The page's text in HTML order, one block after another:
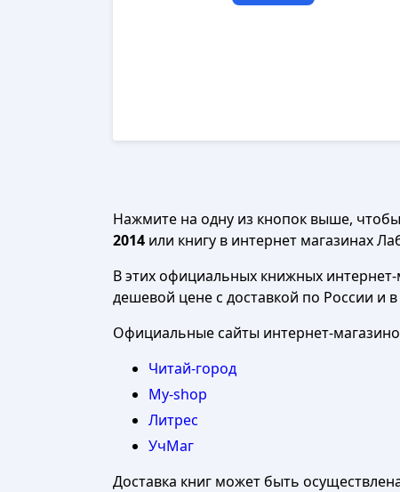
Нажмите на одну из кнопок выше,
2014 или книгу в интернет магазинах
В этих официальных книжных
дешевой цене с доставкой по России и
Официальные сайты интернет-
Читай-город
My-shop
Литрес
УчМаг
Доставка книг может быть